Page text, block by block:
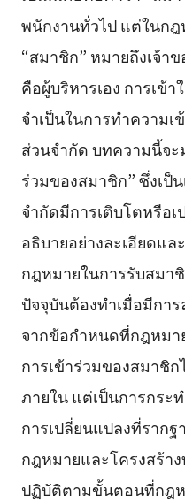
พนักงานทั่วไป แต่ในก
“สมาชิก” หมายถึงเจ้า
คือผู้บริหารเอง การเข้
จำเป็นในการทำความเ
ส่วนจำกัด บทความนี้จะ
ร่วมของสมาชิก” ซึ่งเป็
จำกัดมีการเติบโตหรือเ
อธิบายอย่างละเอียดแ
กฎหมายในการรับสม
ปัจจุบันต้องทำเมื่อมีกา
จากข้อกำหนดที่กฎหม
การเข้าร่วมของสมาชิ
ภายใน แต่เป็นการกร
การเปลี่ยนแปลงที่รากฐ
กฎหมายและโครงสร้า
ปฏิบัติตามขั้นตอนที่กฎ